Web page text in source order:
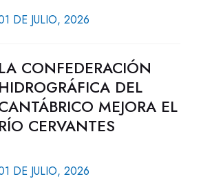
DE JULIO, 2026
LA CONFEDERACIÓN
HIDROGRÁFICA DEL
MEJORA EL
RÍO CERVANTES
DE JULIO, 2026